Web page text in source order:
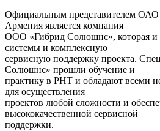
Официальным представителем
Армения является компания
ООО «Гибрид Солюшнc», которая и
системы и комплексную
сервисную поддержку проекта.
Солюшнc» прошли обучение и
практику в РНТ и обладают всеми
для осуществления
проектов любой сложности и
высококачественной сервисной
поддержки.